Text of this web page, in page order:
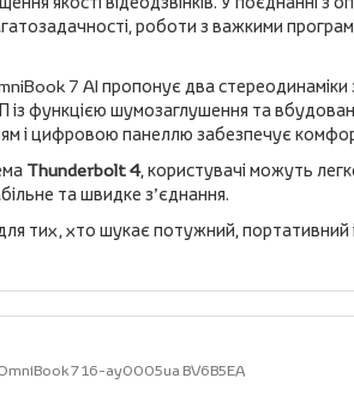
роботи з важкими
7 AI пропонує два
із функцією шумозаглушення та
і цифровою панеллю забезпечує
Thunderbolt 4, користувачі можуть
та швидке з’єднання.
тих, хто шукає потужний, портативний
7 16-ay0005ua BV6B5EA